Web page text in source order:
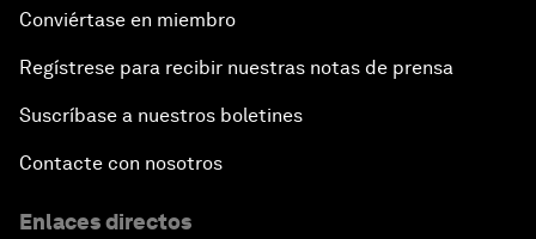
Conviértase en miembro
Regístrese para recibir nuestras notas de prensa
Suscríbase a nuestros boletines
Contacte con nosotros
Enlaces directos